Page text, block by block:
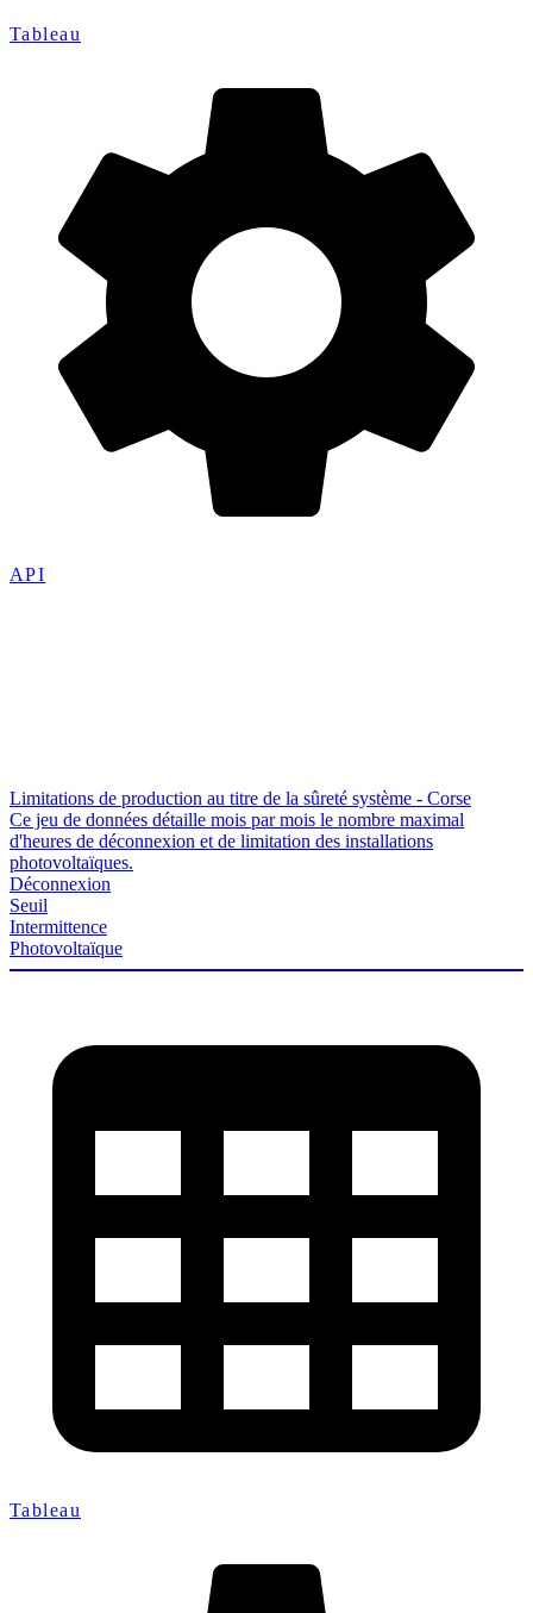
Tableau
API
Limitations de production au titre de la sûreté système - Corse
Ce jeu de données détaille mois par mois le nombre maximal
d'heures de déconnexion et de limitation des installations
photovoltaïques.
Déconnexion
Seuil
Intermittence
Photovoltaïque
Tableau